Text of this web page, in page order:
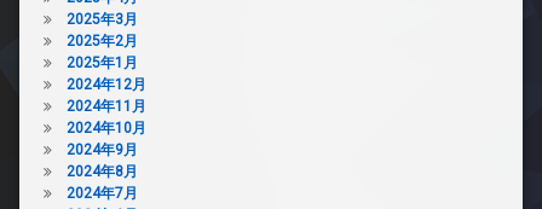
2025年3月
2025年2月
2025年1月
2024年12月
2024年11月
2024年10月
2024年9月
2024年8月
2024年7月